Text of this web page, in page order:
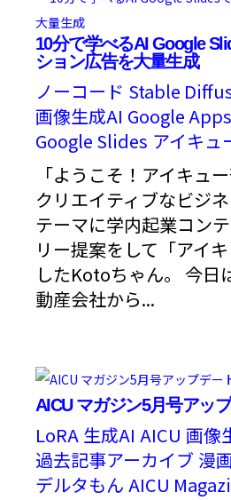
10分で学べるAI Google
ション広告を大量生成
ノーコード Stable
画像生成AI Google
Google Slides アイキュ
「ようこそ！アイキュ
クリエイティブなビジ
テーマに学内起業コン
リー提案をして「アイ
したKotoちゃん。 今日
動産会社から...
AICU マガジン5月号アッ
LoRA 生成AI AICU 画像
過去記事アーカイブ 漫
デルタもん AICU